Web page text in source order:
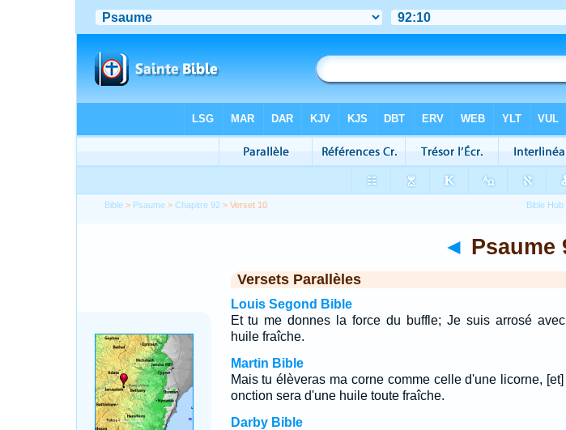
Bible > Psaume >Chapitre 92 > Verset 10
◄ Psaume
Versets Parallèles
Louis Segond Bible
Et tu me donnes la force du buffle; Je suis arrosé
huile fraîche.
Martin Bible
Mais tu élèveras ma corne comme celle d'une licorne, [et]
onction sera d'une huile toute fraîche.
Darby Bible